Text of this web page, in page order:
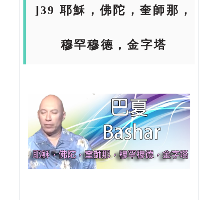
]39 耶穌，佛陀，奎師那，
穆罕穆德，金字塔